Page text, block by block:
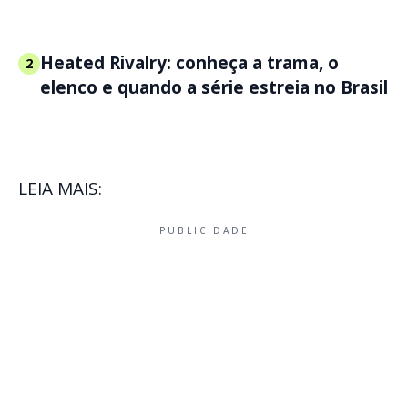
2 Heated Rivalry: conheça a trama, o
elenco e quando a série estreia no Brasil
LEIA MAIS:
PUBLICIDADE